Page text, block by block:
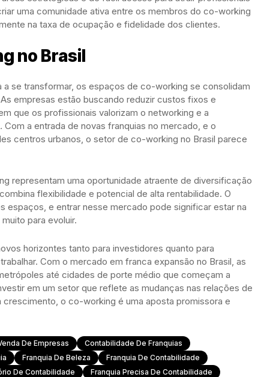
uma comunidade ativa entre os membros do co-working
na taxa de ocupação e fidelidade dos clientes.
no Brasil
a se transformar, os espaços de co-working se consolidam
empresas estão buscando reduzir custos fixos e
que os profissionais valorizam o networking e a
a entrada de novas franquias no mercado, e o
centros urbanos, o setor de co-working no Brasil parece
representam uma oportunidade atraente de diversificação
flexibilidade e potencial de alta rentabilidade. O
espaços, e entrar nesse mercado pode significar estar na
para evoluir.
horizontes tanto para investidores quanto para
Com o mercado em franca expansão no Brasil, as
até cidades de porte médio que começam a
em um setor que reflete as mudanças nas relações de
o co-working é uma aposta promissora e
De Empresas
Contabilidade De Franquias
Franquia De Beleza
Franquia De Contabilidade
De Contabilidade
Franquia Precisa De Contabilidade